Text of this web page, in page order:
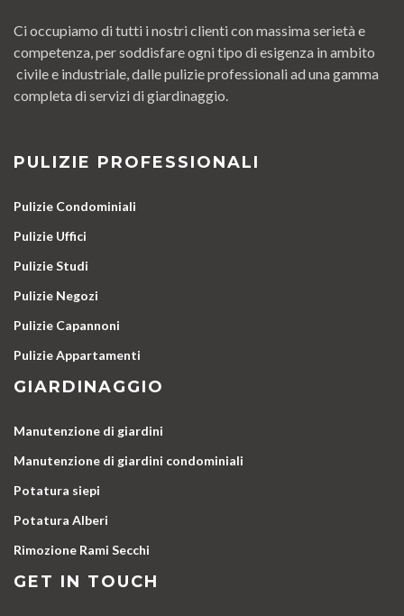
Ci occupiamo di tutti i nostri clienti con massima serietà e
competenza, per soddisfare ogni tipo di esigenza in ambito
civile e industriale, dalle pulizie professionali ad una gamma
completa di servizi di giardinaggio.
PULIZIE PROFESSIONALI
Pulizie Condominiali
Pulizie Uffici
Pulizie Studi
Pulizie Negozi
Pulizie Capannoni
Pulizie Appartamenti
GIARDINAGGIO
Manutenzione di giardini
Manutenzione di giardini condominiali
Potatura siepi
Potatura Alberi
Rimozione Rami Secchi
GET IN TOUCH